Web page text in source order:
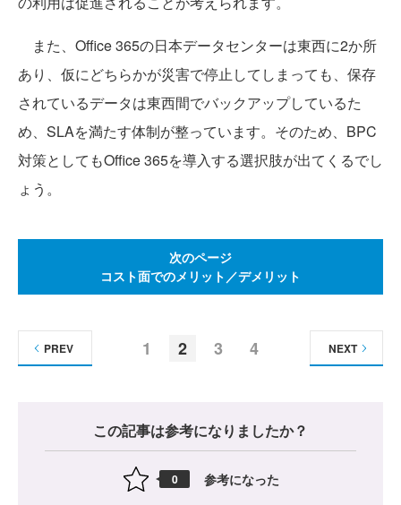
また、Office 365の日本データセンターは東西に2か所
あり、仮にどちらかが災害で停止してしまっても、保存
されているデータは東西間でバックアップしているた
め、SLAを満たす体制が整っています。そのため、BPC
対策としてもOffice 365を導入する選択肢が出てくるでし
ょう。
次のページ
コスト面でのメリット／デメリット
1 2 3 4
PREV NEXT
この記事は参考になりましたか？
0 参考になった